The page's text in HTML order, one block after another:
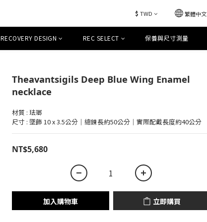
$ TWD 繁體中文
RECOVERY DESIGN REC SELECT 保養與尺寸測量
Theavantsigils Deep Blue Wing Enamel
necklace
材質 : 珐瑯
尺寸 : 墜飾 10 x 3.5公分｜總鍊長約50公分｜實際配戴長度約40公分
NT$5,680
加入購物車 立即購買